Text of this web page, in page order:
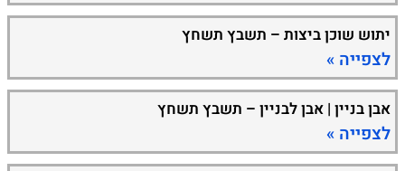
יתוש שוכן ביצות – תשבץ תשחץ
לצפייה »
אבן בניין | אבן לבניין – תשבץ תשחץ
לצפייה »